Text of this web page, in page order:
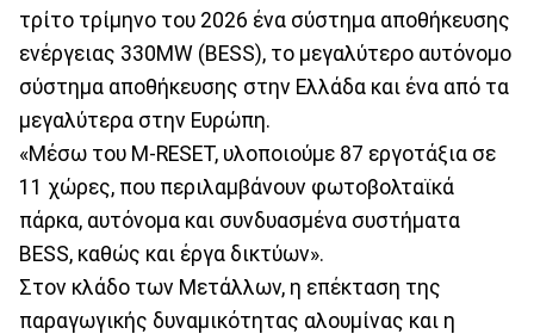
τρίτο τρίμηνο του 2026 ένα σύστημα αποθήκευσης
ενέργειας 330MW (BESS), το μεγαλύτερο αυτόνομο
σύστημα αποθήκευσης στην Ελλάδα και ένα από τα
μεγαλύτερα στην Ευρώπη.
«Μέσω του M-RESET, υλοποιούμε 87 εργοτάξια σε
11 χώρες, που περιλαμβάνουν φωτοβολταϊκά
πάρκα, αυτόνομα και συνδυασμένα συστήματα
BESS, καθώς και έργα δικτύων».
Στον κλάδο των Μετάλλων, η επέκταση της
παραγωγικής δυναμικότητας αλουμίνας και η